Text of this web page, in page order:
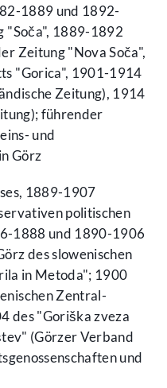
1889 und 1892-
"Soča", 1889-1892
Zeitung "Nova Soča",
"Gorica", 1901-1914
Zeitung), 1914
führender
und
Görz
1889-1907
politischen
1888 und 1890-1906
des slowenischen
in Metoda"; 1900
Zentral-
des "Goriška zveza
(Görzer Verband
und